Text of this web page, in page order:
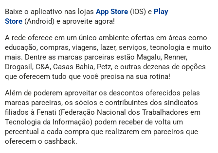
Baixe o aplicativo nas lojas App Store (iOS) e Play
Store (Android) e aproveite agora!
A rede oferece em um único ambiente ofertas em áreas como
educação, compras, viagens, lazer, serviços, tecnologia e muito
mais. Dentre as marcas parceiras estão Magalu, Renner,
Drogasil, C&A, Casas Bahia, Petz, e outras dezenas de opções
que oferecem tudo que você precisa na sua rotina!
Além de poderem aproveitar os descontos oferecidos pelas
marcas parceiras, os sócios e contribuintes dos sindicatos
filiados à Fenati (Federação Nacional dos Trabalhadores em
Tecnologia da Informação) podem receber de volta um
percentual a cada compra que realizarem em parceiros que
oferecem o cashback.